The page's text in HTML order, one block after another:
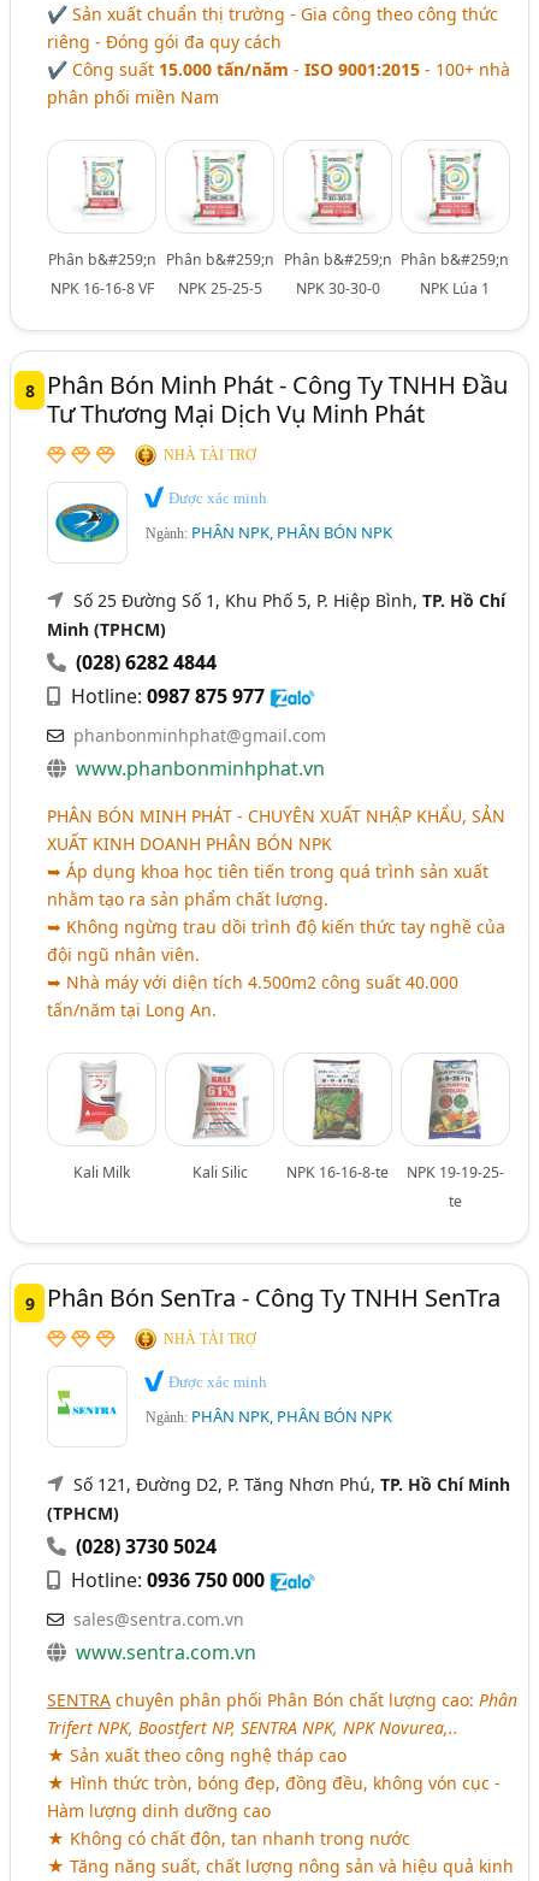
✔️ Sản xuất chuẩn thị trường - Gia công theo công thức
riêng - Đóng gói đa quy cách
✔️ Công suất 15.000 tấn/năm -ISO 9001:2015 - 100+ nhà
phân phối miền Nam
Phân b&#259;n
NPK 16-16-8 VF
Phân b&#259;n
NPK 25-25-5
Phân b&#259;n
NPK 30-30-0
Phân b&#259;n
NPK Lúa 1
8
Phân Bón Minh Phát - Công Ty TNHH Đầu
Tư Thương Mại Dịch Vụ Minh Phát
NHÀ TÀI TRỢ
Được xác minh
Ngành: PHÂN NPK, PHÂN BÓN NPK
Số 25 Đường Số 1, Khu Phố 5, P. Hiệp Bình,TP. Hồ Chí
Minh (TPHCM)
(028) 6282 4844
Hotline:0987 875 977
phanbonminhphat@gmail.com
www.phanbonminhphat.vn
PHÂN BÓN MINH PHÁT - CHUYÊN XUẤT NHẬP KHẨU, SẢN
XUẤT KINH DOANH PHÂN BÓN NPK
➥ Áp dụng khoa học tiên tiến trong quá trình sản xuất
nhằm tạo ra sản phẩm chất lượng.
➥ Không ngừng trau dồi trình độ kiến thức tay nghề của
đội ngũ nhân viên.
➥ Nhà máy với diện tích 4.500m2 công suất 40.000
tấn/năm tại Long An.
Kali Milk Kali Silic NPK 16-16-8-te
NPK 19-19-25-
te
9 Phân Bón SenTra - Công Ty TNHH SenTra
NHÀ TÀI TRỢ
Được xác minh
Ngành: PHÂN NPK, PHÂN BÓN NPK
Số 121, Đường D2, P. Tăng Nhơn Phú,TP. Hồ Chí Minh
(TPHCM)
(028) 3730 5024
Hotline:0936 750 000
sales@sentra.com.vn
www.sentra.com.vn
SENTRA chuyên phân phối Phân Bón chất lượng cao:Phân
Trifert NPK, Boostfert NP, SENTRA NPK, NPK Novurea,..
★ Sản xuất theo công nghệ tháp cao
★ Hình thức tròn, bóng đẹp, đồng đều, không vón cục -
Hàm lượng dinh dưỡng cao
★ Không có chất độn, tan nhanh trong nước
★ Tăng năng suất, chất lượng nông sản và hiệu quả kinh